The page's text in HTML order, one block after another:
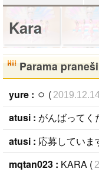
Kara
Parama
yure : ㅇ (
atusi : がんばってく
atusi : 応募していま
mqtan023 : KARA (